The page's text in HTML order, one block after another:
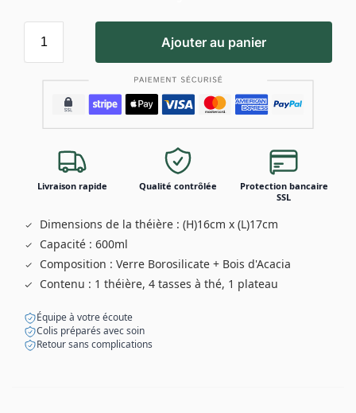
Ajouter au panier
Livraison rapide Qualité contrôlée
Protection bancaire
SSL
Dimensions de la théière : (H)16cm x (L)17cm
Capacité : 600ml
Composition : Verre Borosilicate + Bois d'Acacia
Contenu : 1 théière, 4 tasses à thé, 1 plateau
Équipe à votre écoute
Colis préparés avec soin
Retour sans complications